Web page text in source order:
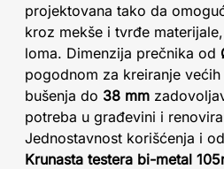
projektovana tako da
kroz mekše i tvrđe
loma. Dimenzija prečnika od
pogodnom za kreiranje
bušenja do 38 mm
potreba u građevini i
Jednostavnost korišćenja i
Krunasta testera bi-metal